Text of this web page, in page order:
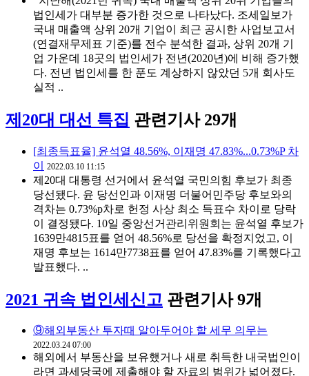
법인세가 대부분 증가한 것으로 나타났다. 조세일보가
국내 매출액 상위 20개 기업이 최근 공시한 사업보고서
(연결재무제표 기준)를 전수 분석한 결과, 상위 20개 기
업 가운데 18곳의 법인세가 전년(2020년)에 비해 증가했
다. 전년 법인세를 한 푼도 계상하지 않았던 5개 회사도
실적 ..
제20대 대선 특집 관련기사 29개
[최종득표율] 윤석열 48.56%, 이재명 47.83%...0.73%P 차
이
2022.03.10 11:15
제20대 대통령 선거에서 윤석열 국민의힘 후보가 최종
당선됐다. 윤 당선인과 이재명 더불어민주당 후보와의
격차는 0.73%p차로 헌정 사상 최소 득표수 차이로 당락
이 결정됐다. 10일 중앙선거관리위원회는 윤석열 후보가
1639만4815표를 얻어 48.56%로 당선을 확정지었고, 이
재명 후보는 1614만7738표를 얻어 47.83%를 기록했다고
발표했다. ..
2021 귀속 법인세신고 관련기사 9개
⑨해외부동산 투자때 알아두어야 할 세무 의무는
2022.03.24 07:00
해외에서 부동산을 보유했거나 새로 취득한 내국법인이
라면 과세당국에 제출해야 할 자료의 범위가 넓어졌다.